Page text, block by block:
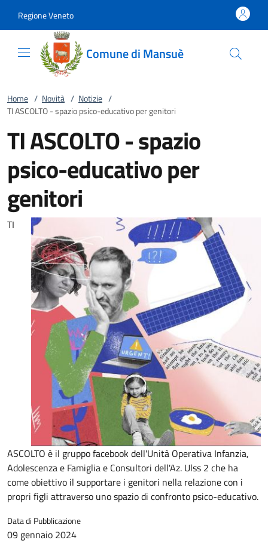
Regione Veneto
Comune di Mansuè
Home / Novità / Notizie /
TI ASCOLTO - spazio psico-educativo per genitori
TI ASCOLTO - spazio
psico-educativo per
genitori
TI
ASCOLTO è il gruppo facebook dell'Unità Operativa Infanzia,
Adolescenza e Famiglia e Consultori dell'Az. Ulss 2 che ha
come obiettivo il supportare i genitori nella relazione con i
propri figli attraverso uno spazio di confronto psico-educativo.
Data di Pubblicazione
09 gennaio 2024